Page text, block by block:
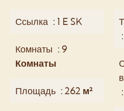
Ссылка 1 E SK
Комнаты
9
Комнаты
Площадь 262 м²